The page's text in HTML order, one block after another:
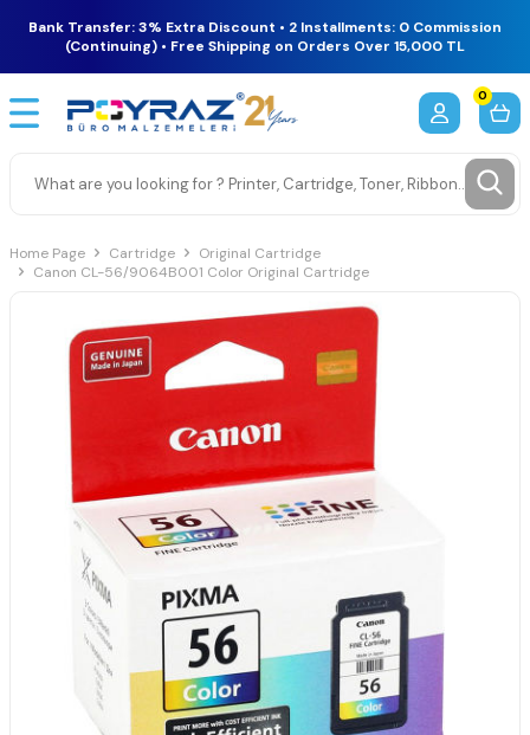
Bank Transfer: 3% Extra Discount • 2 Installments: 0 Commission
(Continuing) • Free Shipping on Orders Over 15,000 TL
0
Home Page Cartridge
Original Cartridge
Canon CL-56/9064B001 Color Original Cartridge